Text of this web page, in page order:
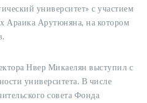
университет» с участием
Араика Арутюняна, на котором
Нвер Микаелян выступил с
университета. В числе
совета Фонда